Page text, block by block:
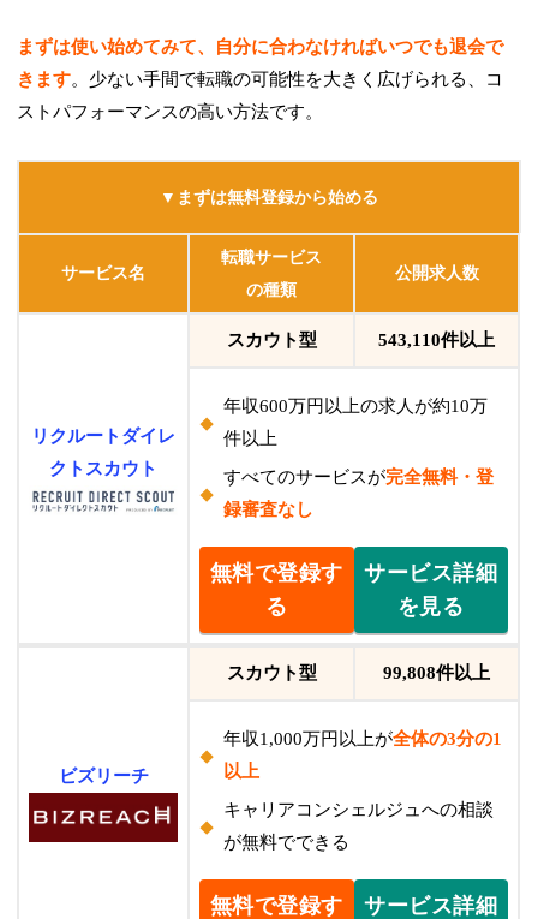
まずは使い始めてみて、自分に合わなければいつでも退会で
きます。少ない手間で転職の可能性を大きく広げられる、コ
ストパフォーマンスの高い方法です。
▼まずは無料登録から始める
サービス名
転職サービス
の種類
公開求人数
リクルートダイレ
クトスカウト
スカウト型 543,110件以上
年収600万円以上の求人が約10万
件以上
すべてのサービスが完全無料・登
録審査なし
無料で登録す
る
サービス詳細
を見る
ビズリーチ
スカウト型 99,808件以上
年収1,000万円以上が全体の3分の1
以上
キャリアコンシェルジュへの相談
が無料でできる
無料で登録す
サービス詳細